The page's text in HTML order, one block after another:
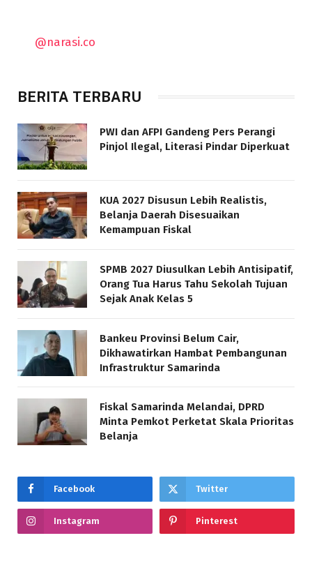
@narasi.co
BERITA TERBARU
PWI dan AFPI Gandeng Pers Perangi
Pinjol Ilegal, Literasi Pindar Diperkuat
KUA 2027 Disusun Lebih Realistis,
Belanja Daerah Disesuaikan
Kemampuan Fiskal
SPMB 2027 Diusulkan Lebih Antisipatif,
Orang Tua Harus Tahu Sekolah Tujuan
Sejak Anak Kelas 5
Bankeu Provinsi Belum Cair,
Dikhawatirkan Hambat Pembangunan
Infrastruktur Samarinda
Fiskal Samarinda Melandai, DPRD
Minta Pemkot Perketat Skala Prioritas
Belanja
Facebook Twitter
Instagram Pinterest